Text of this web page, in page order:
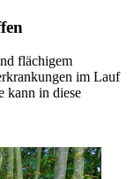
flächigem
im Lauf
kann in diese